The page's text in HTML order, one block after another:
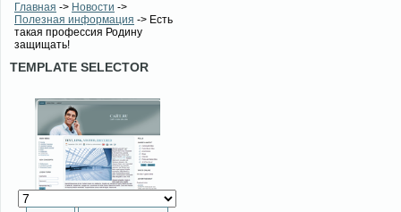
Главная -> Новости ->
Полезная информация -> Есть
такая профессия Родину
защищать!
TEMPLATE SELECTOR